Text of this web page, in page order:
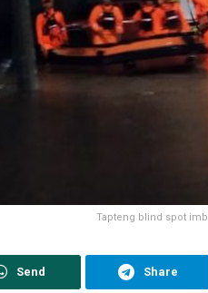
Tapteng blind spot
Send Share